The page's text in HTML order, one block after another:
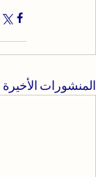
المنشورات الأخيرة